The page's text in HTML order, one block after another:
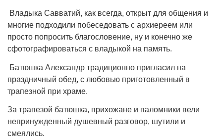
Владыка Савватий, как всегда, открыт для общения и
многие подходили побеседовать с архиереем или
просто попросить благословение, ну и конечно же
сфотографироваться с владыкой на память.
Батюшка Александр традиционно пригласил на
праздничный обед, с любовью приготовленный в
трапезной при храме.
За трапезой батюшка, прихожане и паломники вели
непринужденный душевный разговор, шутили и
смеялись.